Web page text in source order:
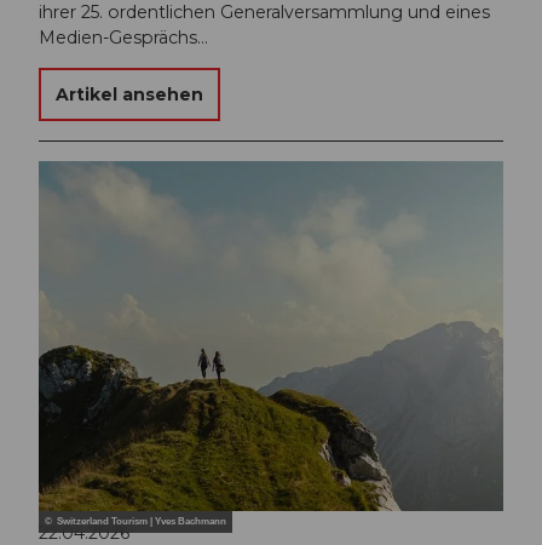
ihrer 25. ordentlichen Generalversammlung und eines
Medien-Gesprächs…
Artikel ansehen
© Switzerland Tourism | Yves Bachmann
22.04.2026